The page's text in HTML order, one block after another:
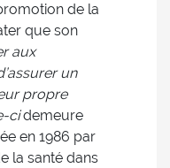
de la
que son
aux
un
propre
cidemeure
en 1986 par
la santé dans